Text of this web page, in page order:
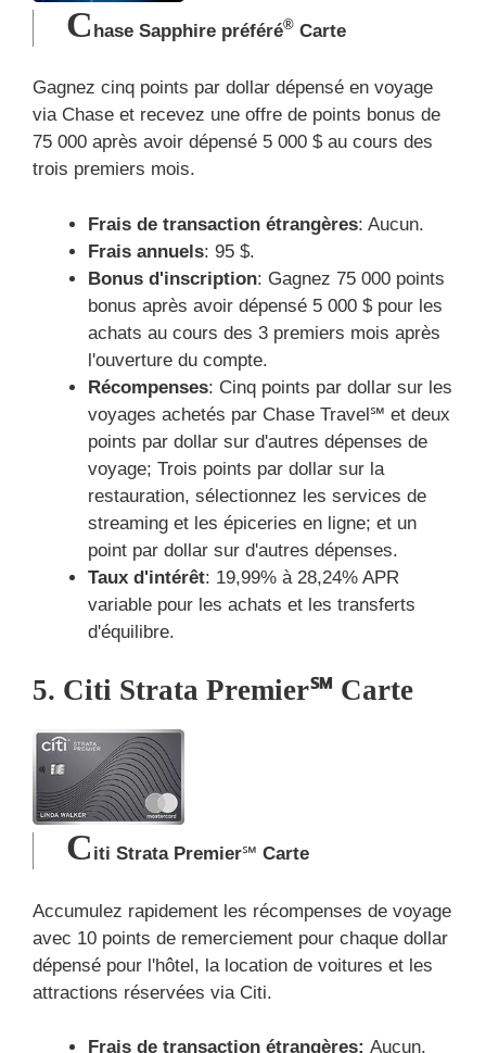
C hase Sapphire préféré® Carte
Gagnez cinq points par dollar dépensé en voyage
via Chase et recevez une offre de points bonus de
75 000 après avoir dépensé 5 000 $ au cours des
trois premiers mois.
Frais de transaction étrangères: Aucun.
Frais annuels: 95 $.
Bonus d'inscription: Gagnez 75 000 points
bonus après avoir dépensé 5 000 $ pour les
achats au cours des 3 premiers mois après
l'ouverture du compte.
Récompenses: Cinq points par dollar sur les
voyages achetés par Chase Travel℠ et deux
points par dollar sur d'autres dépenses de
voyage; Trois points par dollar sur la
restauration, sélectionnez les services de
streaming et les épiceries en ligne; et un
point par dollar sur d'autres dépenses.
Taux d'intérêt: 19,99% à 28,24% APR
variable pour les achats et les transferts
d'équilibre.
5. Citi Strata Premier℠ Carte
C iti Strata Premier℠ Carte
Accumulez rapidement les récompenses de voyage
avec 10 points de remerciement pour chaque dollar
dépensé pour l'hôtel, la location de voitures et les
attractions réservées via Citi.
Frais de transaction étrangères: Aucun.